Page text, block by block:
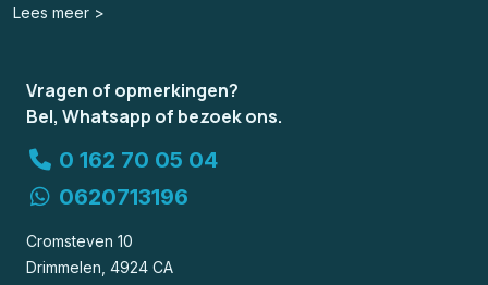
Lees meer >
Vragen of opmerkingen?
Bel, Whatsapp of bezoek ons.
0 162 70 05 04
0620713196
Cromsteven 10
Drimmelen, 4924 CA